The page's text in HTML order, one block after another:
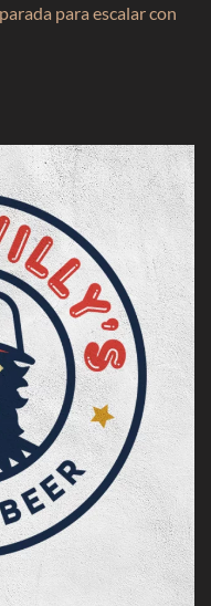
para escalar con